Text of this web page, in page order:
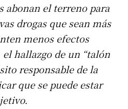
abonan el terreno para
drogas que sean más
menos efectos
hallazgo de un “talón
responsable de la
que se puede estar